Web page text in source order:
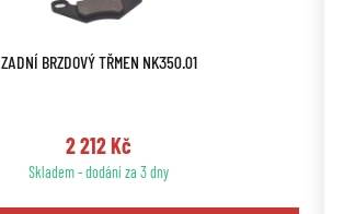
ZADNÍ BRZDOVÝ TŘMEN NK350.01
2 212 Kč
Skladem - dodání za 3 dny